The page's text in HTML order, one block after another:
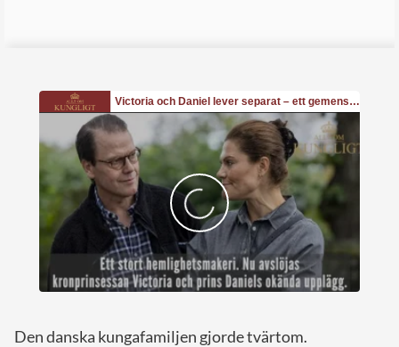
Den danska kungafamiljen gjorde tvärtom.